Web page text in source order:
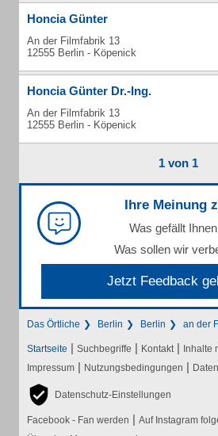
Honcia Günter
An der Filmfabrik 13
12555 Berlin - Köpenick
Honcia Günter Dr.-Ing.
An der Filmfabrik 13
12555 Berlin - Köpenick
1 von 1
Ihre Meinung
Was gefällt
Was sollen wir
Jetzt Feedback
Das Örtliche Berlin Berlin an der
Startseite | Suchbegriffe | Kontakt | Inhalte
Impressum | Nutzungsbedingungen |
Datenschutz-Einstellungen
Facebook - Fan werden | Auf Instagram